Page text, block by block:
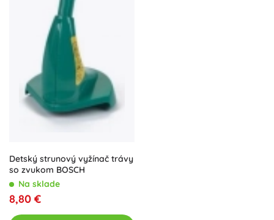
Detský strunový vyžínač trávy
so zvukom BOSCH
Na sklade
8,80 €